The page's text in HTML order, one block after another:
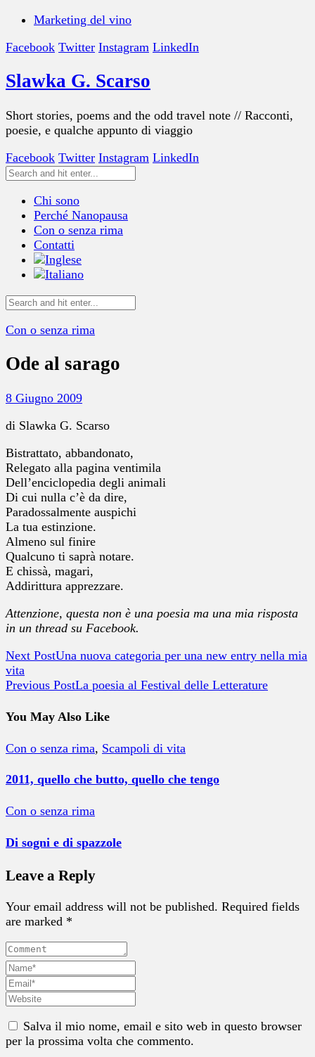
Marketing del vino
Facebook Twitter Instagram LinkedIn
Slawka G. Scarso
Short stories, poems and the odd travel note // Racconti,
poesie, e qualche appunto di viaggio
Facebook Twitter Instagram LinkedIn
Chi sono
Perché Nanopausa
Con o senza rima
Contatti
Con o senza rima
Ode al sarago
8 Giugno 2009
di Slawka G. Scarso
Bistrattato, abbandonato,
Relegato alla pagina ventimila
Dell’enciclopedia degli animali
Di cui nulla c’è da dire,
Paradossalmente auspichi
La tua estinzione.
Almeno sul finire
Qualcuno ti saprà notare.
E chissà, magari,
Addirittura apprezzare.
Attenzione, questa non è una poesia ma una mia risposta
in un thread su Facebook.
Next PostUna nuova categoria per una new entry nella mia
vita
Previous PostLa poesia al Festival delle Letterature
You May Also Like
Con o senza rima, Scampoli di vita
2011, quello che butto, quello che tengo
Con o senza rima
Di sogni e di spazzole
Leave a Reply
Your email address will not be published. Required fields
are marked *
Salva il mio nome, email e sito web in questo browser
per la prossima volta che commento.